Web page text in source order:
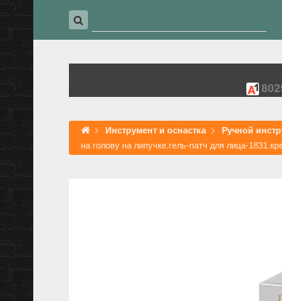
Инструмент и оснастка Ручной
на голову на липучке.гель-патч для лица-